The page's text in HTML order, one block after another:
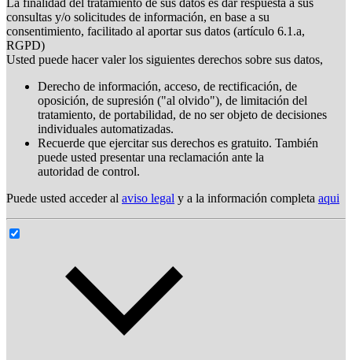
consultas y/o solicitudes de información, en base a su
consentimiento, facilitado al aportar sus datos (artículo 6.1.a,
RGPD)
Usted puede hacer valer los siguientes derechos sobre sus datos,
Derecho de información, acceso, de rectificación, de
oposición, de supresión ("al olvido"), de limitación del
tratamiento, de portabilidad, de no ser objeto de decisiones
individuales automatizadas.
Recuerde que ejercitar sus derechos es gratuito. También
puede usted presentar una reclamación ante la
autoridad de control.
Puede usted acceder al aviso legal y a la información completa aqui